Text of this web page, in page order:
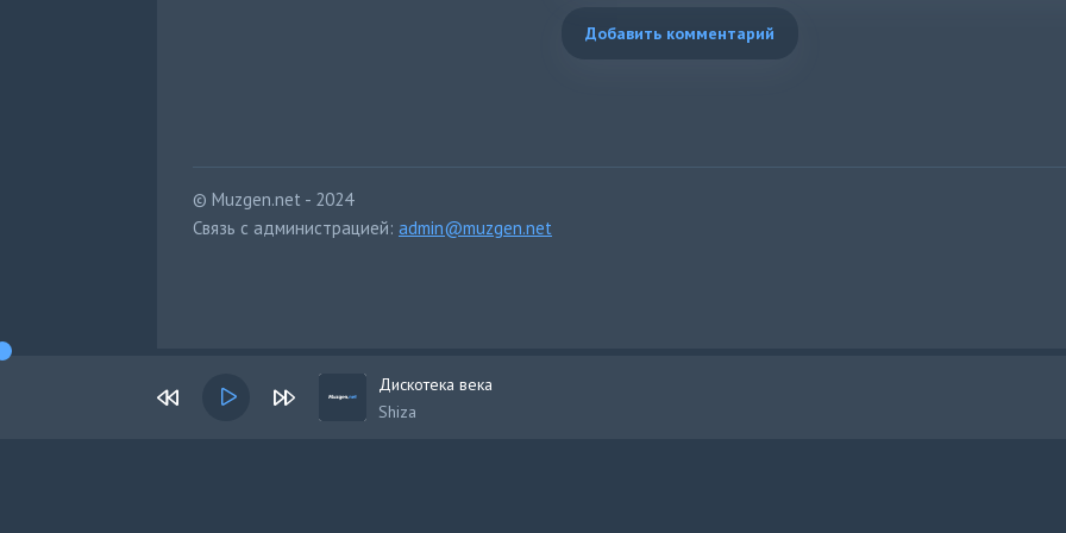
Добавить комментарий
© Muzgen.net - 2024
Связь с администрацией: admin@muzgen.net
Дискотека века
Shiza